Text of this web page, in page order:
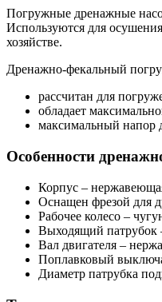
Погружные дренажные
Используются для
хозяйстве.
Дренажно-фекальный
рассчитан для
обладает
максимальный напор
Особенности
Корпус –
Оснащен фрезой для
Рабочее колесо –
Выходящий патрубок
Вал двигателя –
Поплавковый
Диаметр патрубка